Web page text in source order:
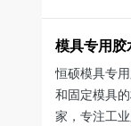
是一种特殊配方的胶
。我司是模具专用胶
剂产品研发生产已超